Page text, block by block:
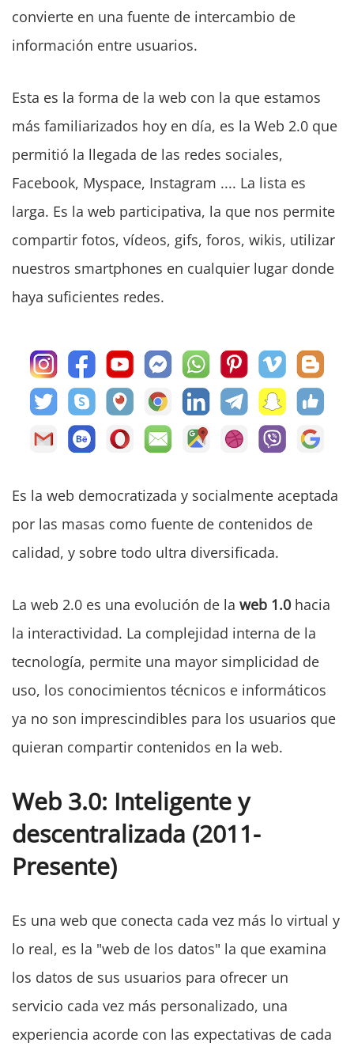
convierte en una fuente de intercambio de
información entre usuarios.
Esta es la forma de la web con la que estamos
más familiarizados hoy en día, es la Web 2.0 que
permitió la llegada de las redes sociales,
Facebook, Myspace, Instagram .... La lista es
larga. Es la web participativa, la que nos permite
compartir fotos, vídeos, gifs, foros, wikis, utilizar
nuestros smartphones en cualquier lugar donde
haya suficientes redes.
Es la web democratizada y socialmente aceptada
por las masas como fuente de contenidos de
calidad, y sobre todo ultra diversificada.
La web 2.0 es una evolución de la web 1.0 hacia
la interactividad. La complejidad interna de la
tecnología, permite una mayor simplicidad de
uso, los conocimientos técnicos e informáticos
ya no son imprescindibles para los usuarios que
quieran compartir contenidos en la web.
Web 3.0: Inteligente y
descentralizada (2011-
Presente)
Es una web que conecta cada vez más lo virtual y
lo real, es la "web de los datos" la que examina
los datos de sus usuarios para ofrecer un
servicio cada vez más personalizado, una
experiencia acorde con las expectativas de cada